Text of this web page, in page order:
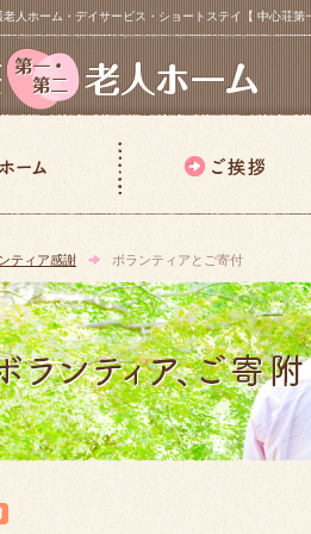
老人ホーム・デイサービス・ショートステイ【 中心荘
ティア感謝 ボランティアとご寄付